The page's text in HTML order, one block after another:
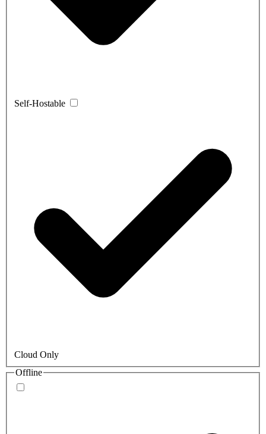
Self-Hostable
Cloud Only
Offline